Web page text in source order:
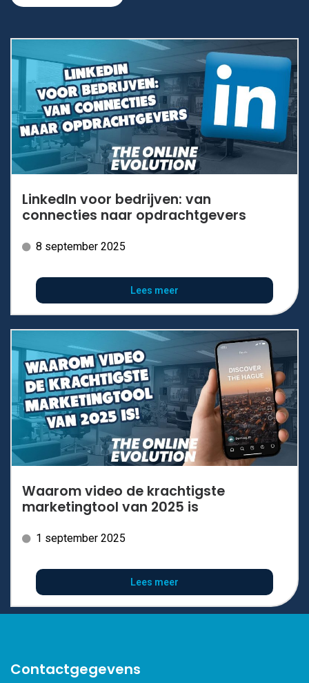
LinkedIn voor bedrijven: van
connecties naar opdrachtgevers
8 september 2025
Lees meer
Waarom video de krachtigste
marketingtool van 2025 is
1 september 2025
Lees meer
Contactgegevens